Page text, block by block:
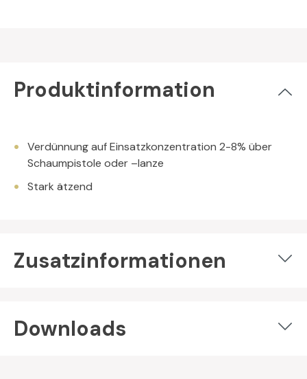
Produktinformation
Verdünnung auf Einsatzkonzentration 2-8% über
Schaumpistole oder –lanze
Stark ätzend
Zusatzinformationen
Downloads